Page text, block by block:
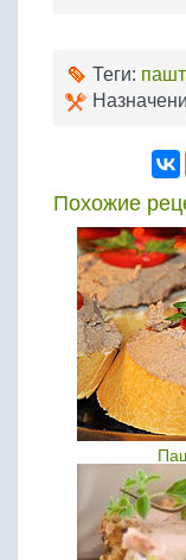
Теги:
Похожие